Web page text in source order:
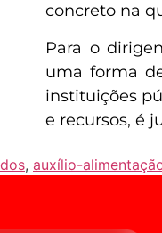
concreto na
Para o
uma forma
instituições
e recursos, é
, auxílio-